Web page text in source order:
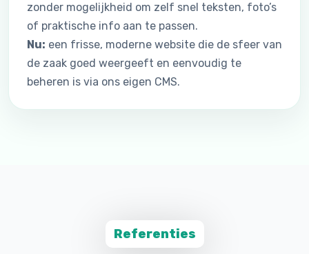
zonder mogelijkheid om zelf snel teksten, foto’s
of praktische info aan te passen.
Nu: een frisse, moderne website die de sfeer van
de zaak goed weergeeft en eenvoudig te
beheren is via ons eigen CMS.
Referenties